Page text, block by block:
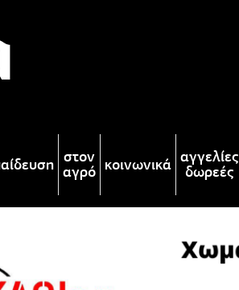
στον
αγρό κοινωνικά αγγελίες
δωρεές